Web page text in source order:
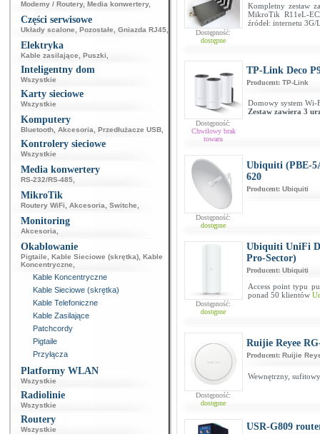
Modemy / Routery, Media konwertery,
Części serwisowe
Układy scalone Pozostałe Gniazda RJ45
Elektryka
Kable zasilające Puszki
Inteligentny dom
Wszystkie
Karty sieciowe
Wszystkie
Komputery
Bluetooth Akcesoria Przedłużacze USB
Kontrolery sieciowe
Wszystkie
Media konwertery
RS-232/RS-485
MikroTik
Routery WiFi Akcesoria Switche
Monitoring
Akcesoria
Okablowanie
Pigtaile Kable Sieciowe (skrętka) Kable
Koncentryczne
Kable Koncentryczne
Kable Sieciowe (skrętka)
Kable Telefoniczne
Kable Zasilające
Patchcordy
Pigtaile
Przyłącza
Platformy WLAN
Wszystkie
Radiolinie
Wszystkie
Routery
Wszystkie
Dostępność:
dostępne
Kompletny zestaw
MikroTik R11eL-
źródeł: internetu 3G/
Dostępność:
Chwilowy brak
towaru
TP-Link Deco
Producent: TP-Link
Domowy system
Zestaw zawiera 3
Dostępność:
dostępne
Ubiquiti (PBE-
620
Producent: Ubiquiti
Dostępność:
dostępne
Ubiquiti UniFi
Pro-Sector)
Producent: Ubiquiti
Access point typu
ponad 50 klientów
Dostępność:
dostępne
Ruijie Reyee
Producent: Ruijie
Wewnętrzny,
USR-G809